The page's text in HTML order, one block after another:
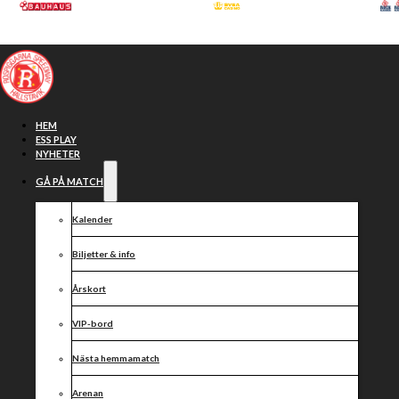
Hoppa till huvudinnehåll
HEM
ESS PLAY
NYHETER
GÅ PÅ MATCH
Kalender
Biljetter & info
Årskort
VIP-bord
Nästa hemmamatch
Arenan
Äntligen